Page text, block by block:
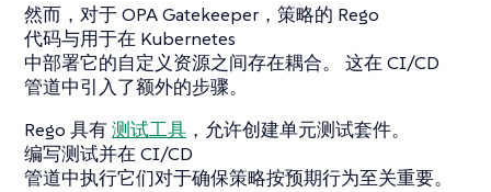
然而，对于 OPA Gatekeeper，策略的 Rego
代码与用于在 Kubernetes
中部署它的自定义资源之间存在耦合。 这在 CI/CD
管道中引入了额外的步骤。
Rego 具有测试工具 ，允许创建单元测试套件。
编写测试并在 CI/CD
管道中执行它们对于确保策略按预期行为至关重要。